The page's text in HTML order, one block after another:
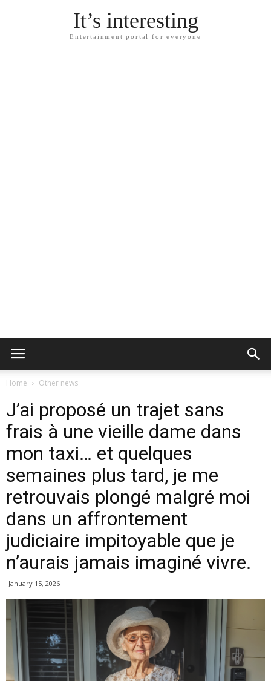
It’s interesting
Entertainment portal for everyone
Home Other news
J’ai proposé un trajet sans
frais à une vieille dame dans
mon taxi… et quelques
semaines plus tard, je me
retrouvais plongé malgré moi
dans un affrontement
judiciaire impitoyable que je
n’aurais jamais imaginé vivre.
January 15, 2026